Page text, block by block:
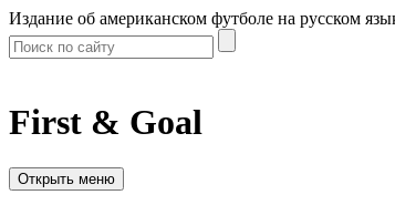
Издание об американском футболе на русском
First & Goal
Открыть меню